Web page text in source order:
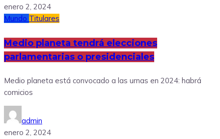
enero 2, 2024
Mundo Titulares
Medio planeta tendrá elecciones
parlamentarias o presidenciales
Medio planeta está convocado a las urnas en 2024: habrá
comicios
admin
enero 2, 2024